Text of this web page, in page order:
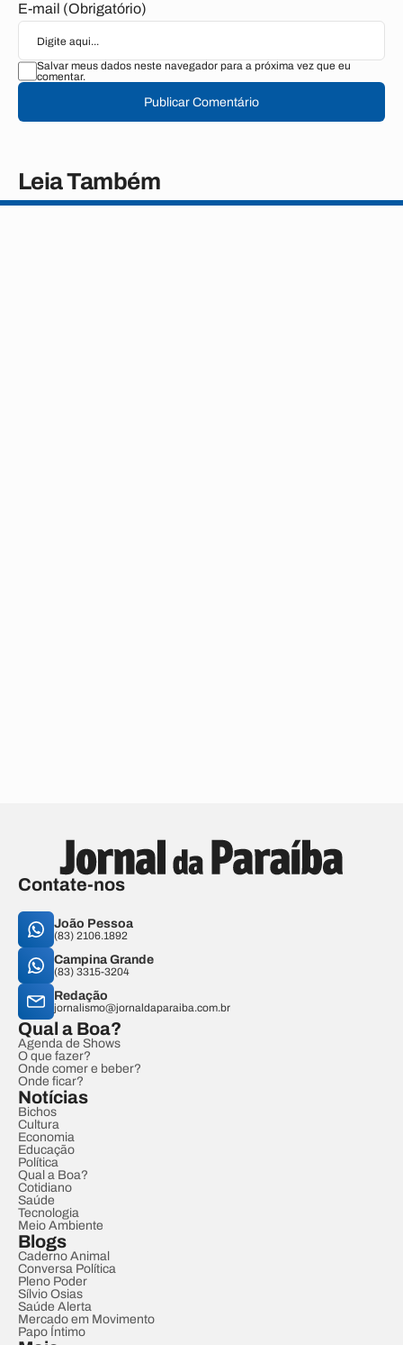
E-mail (Obrigatório)
Salvar meus dados neste navegador para a próxima vez que eu
comentar.
Publicar Comentário
Leia Também
Contate-nos
João Pessoa
(83) 2106.1892
Campina Grande
(83) 3315-3204
Redação
jornalismo@jornaldaparaiba.com.br
Qual a Boa?
Agenda de Shows
O que fazer?
Onde comer e beber?
Onde ficar?
Notícias
Bichos
Cultura
Economia
Educação
Política
Qual a Boa?
Cotidiano
Saúde
Tecnologia
Meio Ambiente
Blogs
Caderno Animal
Conversa Política
Pleno Poder
Sílvio Osias
Saúde Alerta
Mercado em Movimento
Papo Íntimo